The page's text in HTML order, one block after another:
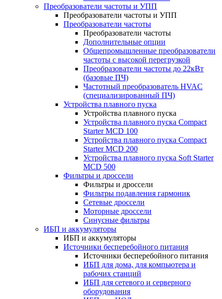
Преобразователи частоты и УПП
Преобразователи частоты и УПП
Преобразователи частоты
Преобразователи частоты
Дополнительные опции
Общепромышленные преобразователи
частоты с высокой перегрузкой
Преобразователи частоты до 22кВт
(базовые ПЧ)
Частотный преобразователь HVAC
(специализированный ПЧ)
Устройства плавного пуска
Устройства плавного пуска
Устройства плавного пуска Compact
Starter MCD 100
Устройства плавного пуска Compact
Starter MCD 200
Устройства плавного пуска Soft Starter
MCD 500
Фильтры и дроссели
Фильтры и дроссели
Фильтры подавления гармоник
Сетевые дроссели
Моторные дроссели
Синусные фильтры
ИБП и аккумуляторы
ИБП и аккумуляторы
Источники бесперебойного питания
Источники бесперебойного питания
ИБП для дома, для компьютера и
рабочих станций
ИБП для сетевого и серверного
оборудования